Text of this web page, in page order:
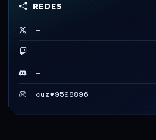
REDES
—
—
—
cuz#9598896